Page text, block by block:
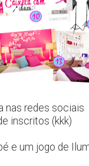
nas redes sociais
inscritos (kkk)
e um jogo de